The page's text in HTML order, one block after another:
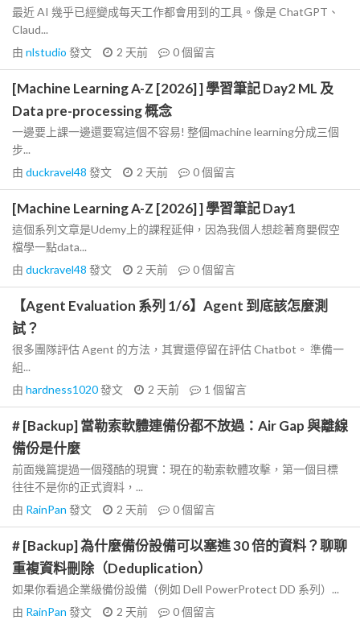
最近 AI 幾乎已經變成每天工作都會用到的工具。像是 ChatGPT、
Claud...
由 nlstudio 發文 2 天前 0個留言
[Machine Learning A-Z [2026] ] 學習筆記 Day2 ML 及
Data pre-processing 概念
一邊要上課一邊還要寫這個不容易! 整個machine learning分成三個
步...
由 duckravel48 發文 2 天前 0個留言
[Machine Learning A-Z [2026] ] 學習筆記 Day1
這個系列文章是Udemy上的課程延伸，因為我個人想趁著育嬰假空
檔學一點data...
由 duckravel48 發文 2 天前 0個留言
【Agent Evaluation 系列 1/6】Agent 到底該怎麼測
試？
很多團隊評估 Agent 的方法，其實還停留在評估 Chatbot。 準備一
組...
由 hardness1020發文 2 天前 1 個留言
# [Backup] 當勒索軟體連備份都不放過：Air Gap 與離線
備份是什麼
前面幾篇提過一個殘酷的現實：現在的勒索軟體攻擊，第一個目標
往往不是你的正式資料，...
由 RainPan 發文 2 天前 0個留言
# [Backup] 為什麼備份設備可以塞進 30 倍的資料？聊聊
重複資料刪除（Deduplication）
如果你看過企業級備份設備（例如 Dell PowerProtect DD 系列）...
由 RainPan 發文 2 天前 0個留言